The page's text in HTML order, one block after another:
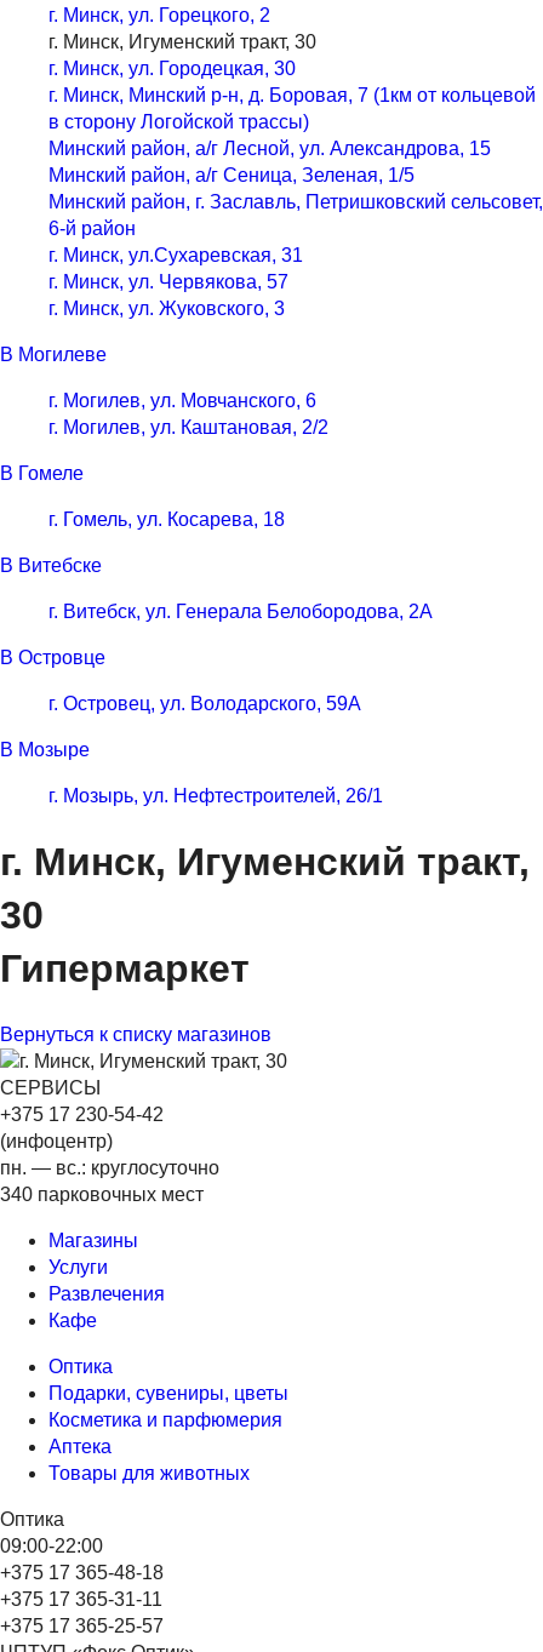
г. Минск, ул. Горецкого, 2
г. Минск, Игуменский тракт, 30
г. Минск, ул. Городецкая, 30
г. Минск, Минский р-н, д. Боровая, 7 (1км от кольцевой
в сторону Логойской трассы)
Минский район, а/г Лесной, ул. Александрова, 15
Минский район, а/г Сеница, Зеленая, 1/5
Минский район, г. Заславль, Петришковский сельсовет,
6-й район
г. Минск, ул.Сухаревская, 31
г. Минск, ул. Червякова, 57
г. Минск, ул. Жуковского, 3
В Могилеве
г. Могилев, ул. Мовчанского, 6
г. Могилев, ул. Каштановая, 2/2
В Гомеле
г. Гомель, ул. Косарева, 18
В Витебске
г. Витебск, ул. Генерала Белобородова, 2А
В Островце
г. Островец, ул. Володарского, 59А
В Мозыре
г. Мозырь, ул. Нефтестроителей, 26/1
г. Минск, Игуменский тракт,
30
Гипермаркет
Вернуться к списку магазинов
СЕРВИСЫ
+375 17 230-54-42
(инфоцентр)
пн. — вс.: круглосуточно
340 парковочных мест
Магазины
Услуги
Развлечения
Кафе
Оптика
Подарки, сувениры, цветы
Косметика и парфюмерия
Аптека
Товары для животных
Оптика
09:00-22:00
+375 17 365-48-18
+375 17 365-31-11
+375 17 365-25-57